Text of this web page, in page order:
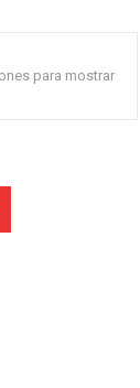
para mostrar